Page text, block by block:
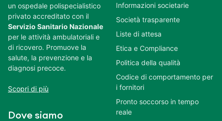
un ospedale polispecialistico
privato accreditato con il
Servizio Sanitario Nazionale
per le attività ambulatoriali e
di ricovero. Promuove la
salute, la prevenzione e la
diagnosi precoce.
Scopri di più
Dove siamo
Informazioni societarie
Società trasparente
Liste di attesa
Etica e Compliance
Politica della qualità
Codice di comportamento per
i fornitori
Pronto soccorso in tempo
reale